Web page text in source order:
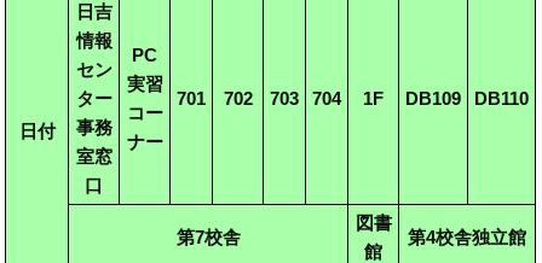
日付
日吉
情報
セン
ター
事務
室窓
口
PC
実習
コー
ナー
701 702 703 704 1F DB109 DB110
第7校舎
図書
館
第4校舎独立館